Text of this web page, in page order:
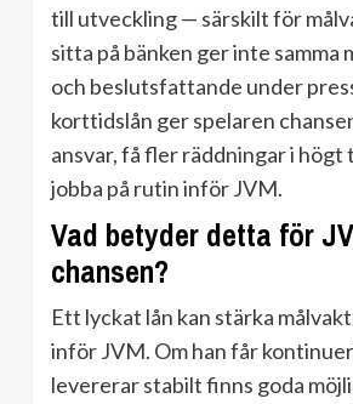
till utveckling — särskilt för
sitta på bänken ger inte samma
och beslutsfattande under
korttidslån ger spelaren
ansvar, få fler räddningar i högt
jobba på rutin inför JVM.
Vad betyder detta för
chansen?
Ett lyckat lån kan stärka
inför JVM. Om han får
levererar stabilt finns goda